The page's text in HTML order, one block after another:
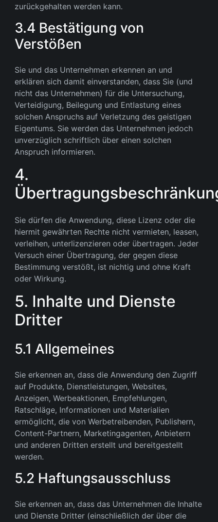
zurückgehalten werden kann.
3.4 Bestätigung von
Verstößen
Sie und das Unternehmen erkennen an und
erklären sich damit einverstanden, dass Sie (und
nicht das Unternehmen) für die Untersuchung,
Verteidigung, Beilegung und Entlastung eines
solchen Anspruchs auf Verletzung des geistigen
Eigentums. Sie werden das Unternehmen jedoch
unverzüglich schriftlich über einen solchen
Anspruch informieren.
4.
Sie dürfen die Anwendung, diese Lizenz oder die
hiermit gewährten Rechte nicht vermieten, leasen,
verleihen, unterlizenzieren oder übertragen. Jeder
Versuch einer Übertragung, der gegen diese
Bestimmung verstößt, ist nichtig und ohne Kraft
oder Wirkung.
5. Inhalte und Dienste
Dritter
5.1 Allgemeines
Sie erkennen an, dass die Anwendung den Zugriff
auf Produkte, Dienstleistungen, Websites,
Anzeigen, Werbeaktionen, Empfehlungen,
Ratschläge, Informationen und Materialien
ermöglicht, die von Werbetreibenden, Publishern,
Content-Partnern, Marketingagenten, Anbietern
und anderen Dritten erstellt und bereitgestellt
werden.
5.2 Haftungsausschluss
Sie erkennen an, dass das Unternehmen die Inhalte
und Dienste Dritter (einschließlich der über die